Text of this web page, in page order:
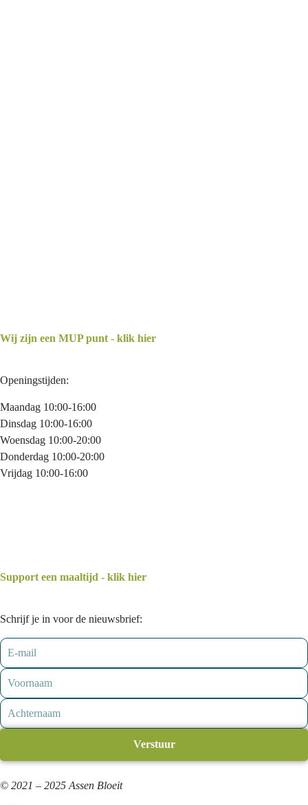
Wij zijn een MUP punt - klik hier
Openingstijden:
Maandag 10:00-16:00
Dinsdag 10:00-16:00
Woensdag 10:00-20:00
Donderdag 10:00-20:00
Vrijdag 10:00-16:00
Support een maaltijd - klik hier
Schrijf je in voor de nieuwsbrief:
Verstuur
© 2021 – 2025 Assen Bloeit